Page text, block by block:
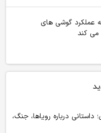
عملکرد گوشی های
کند
درباره رویاها، جنگ،